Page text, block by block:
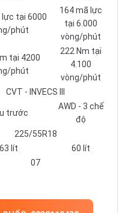
lực tại 6000
phút
164 mã lực
tại 6.000
vòng/phút
tại 4200
phút
222 Nm tại
4.100
vòng/phút
CVT - INVECS III
trước
AWD - 3 chế
độ
225/55R18
63 lít
60 lít
07